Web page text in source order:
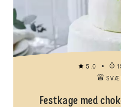
5.0
Festkage med